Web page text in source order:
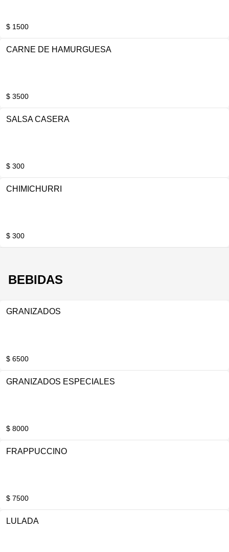
$ 1500
CARNE DE HAMURGUESA
$ 3500
SALSA CASERA
$ 300
CHIMICHURRI
$ 300
BEBIDAS
GRANIZADOS
$ 6500
GRANIZADOS ESPECIALES
$ 8000
FRAPPUCCINO
$ 7500
LULADA